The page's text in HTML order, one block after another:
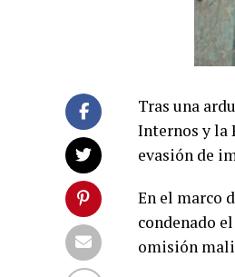
Tras una
Internos y la
evasión de
En el marco
condenado
omisión